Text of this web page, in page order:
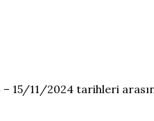
15/11/2024 tarihleri